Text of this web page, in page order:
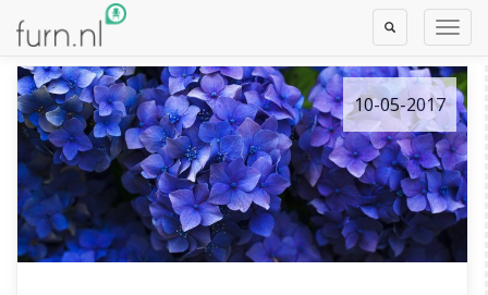
Toggle
Search
10-05-2017